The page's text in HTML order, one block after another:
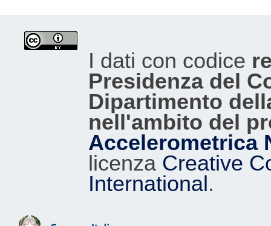
I dati con codice
Presidenza del
Dipartimento
nell'ambito del
Accelerometrica
licenza Creative
International.